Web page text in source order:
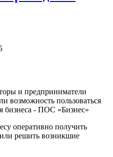
и предприниматели
возможность пользоваться
бизнеса - ПОС «Бизнес»
оперативно получить
решить возникшие